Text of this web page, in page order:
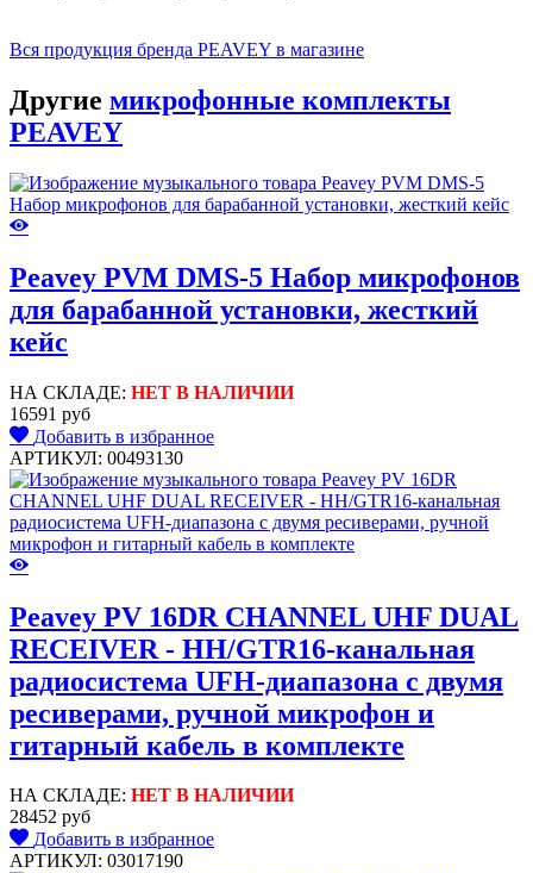
Вся продукция бренда PEAVEY в магазине
Другие микрофонные комплекты
PEAVEY
Peavey PVM DMS-5 Набор микрофонов
для барабанной установки, жесткий
кейс
НА СКЛАДЕ: НЕТ В НАЛИЧИИ
16591 руб
Добавить в избранное
АРТИКУЛ: 00493130
Peavey PV 16DR CHANNEL UHF DUAL
RECEIVER - HH/GTR16-канальная
радиосистема UFH-диапазона с двумя
ресиверами, ручной микрофон и
гитарный кабель в комплекте
НА СКЛАДЕ: НЕТ В НАЛИЧИИ
28452 руб
Добавить в избранное
АРТИКУЛ: 03017190